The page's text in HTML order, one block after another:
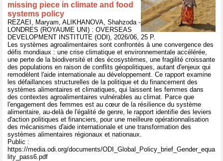
missing piece in climate and food
systems policy
REZAEI, Maryam, ALIKHANOVA, Shahzoda -
LONDRES (ROYAUME UNI) : OVERSEAS
DEVELOPMENT INSTITUTE (ODI), 2026/06, 25 P.
Les systèmes agroalimentaires sont confrontés à une convergence des
défis mondiaux : une crise climatique et environnementale accélérée,
une perte de la biodiversité et des écosystèmes, une fragilité croissante
des populations en raison de conflits géopolitiques, autant d'enjeux qui
remodèlent l'aide internationale au développement. Ce rapport examine
les défaillances structurelles de la politique et du financement des
systèmes alimentaires et climatiques, qui laissent les femmes dans
des contextes agroalimentaires vulnérables au climat. Parce que
l'engagement des femmes est au cœur de la résilience du système
alimentaire, au-delà de l'égalité de genre, le rapport identifie des leviers
d'action politiques et financiers, pour une meilleure opérationnalisation
des mécanismes d'aide internationale et une transformation des
systèmes alimentaires régionaux et nationaux.
Public :
https://media.odi.org/documents/ODI_Global_Policy_brief_Gender_equa
lity_pass6.pdf